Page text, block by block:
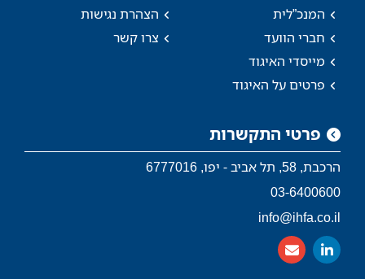
המנכ”לית
חברי הוועד
מייסדי האיגוד
פרטים על האיגוד
הצהרת נגישות
צרו קשר
פרטי התקשרות
הרכבת, 58, תל אביב - יפו, 6777016
03-6400600
info@ihfa.co.il